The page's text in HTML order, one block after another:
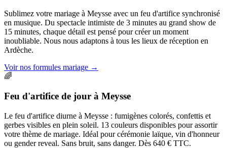
Sublimez votre mariage à Meysse avec un feu d'artifice synchronisé
en musique. Du spectacle intimiste de 3 minutes au grand show de
15 minutes, chaque détail est pensé pour créer un moment
inoubliable. Nous nous adaptons à tous les lieux de réception en
Ardèche.
Voir nos formules mariage →
🌈
Feu d'artifice de jour à Meysse
Le feu d'artifice diurne à Meysse : fumigènes colorés, confettis et
gerbes visibles en plein soleil. 13 couleurs disponibles pour assortir
votre thème de mariage. Idéal pour cérémonie laïque, vin d'honneur
ou gender reveal. Sans bruit, sans danger. Dès 640 € TTC.